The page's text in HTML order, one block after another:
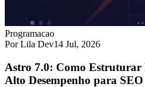
Programacao
Por Lila Dev14 Jul, 2026
Astro 7.0: Como Estruturar
Alto Desempenho para SEO